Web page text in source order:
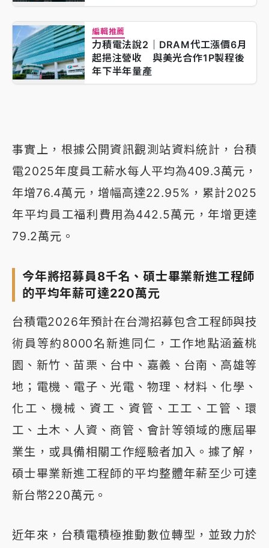
編輯推薦
力積電法說2｜DRAM代工漲價6月
起挹注營收 與美光合作1P製程後
年下半年量產
事實上，根據公開資訊觀測站資料統計，台積
電2025年度員工薪水每人平均為409.3萬元，
年增76.4萬元，增幅高達22.95%，累計2025
年平均員工福利費用為442.5萬元，年增更達
79.2萬元。
今年將招募員8千名、碩士畢業新進工程師
的平均年薪可達220萬元
台積電2026年預計在台灣招募包含工程師與技
術員等約8000名新進同仁，工作地點涵蓋桃
園、新竹、苗栗、台中、嘉義、台南、高雄等
地；電機、電子、光電、物理、材料、化學、
化工、機械、資工、資管、工工、工管、環
工、土木、人資、商管、會計等領域的應屆畢
業生，或具備相關工作經驗者加入。據了解，
碩士畢業新進工程師的平均整體年薪至少可達
新台幣220萬元。
近年來，台積電積極推動數位轉型，並致力於